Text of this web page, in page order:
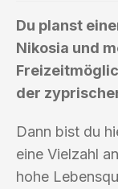
Du planst
Nikosia und
der
Dann bist du
eine Vielzahl
hohe